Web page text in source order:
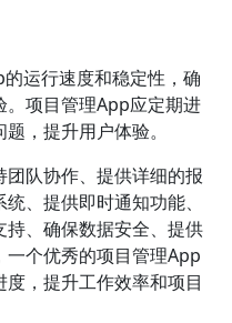
运行速度和稳定性，确
。项目管理App应定期进
，提升用户体验。
队协作、提供详细的报
、提供即时通知功能、
、确保数据安全、提供
个优秀的项目管理App
，提升工作效率和项目